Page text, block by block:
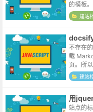
的模板
载资源
如一个
建站
不存在
载
页。所
文档页
建站
用
站点的